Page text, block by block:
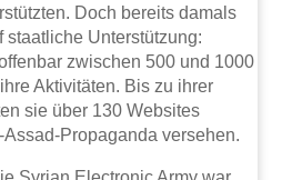
Doch bereits damals
Unterstützung:
zwischen 500 und 1000
Aktivitäten. Bis zu ihrer
sie über 130 Websites
Propaganda versehen.